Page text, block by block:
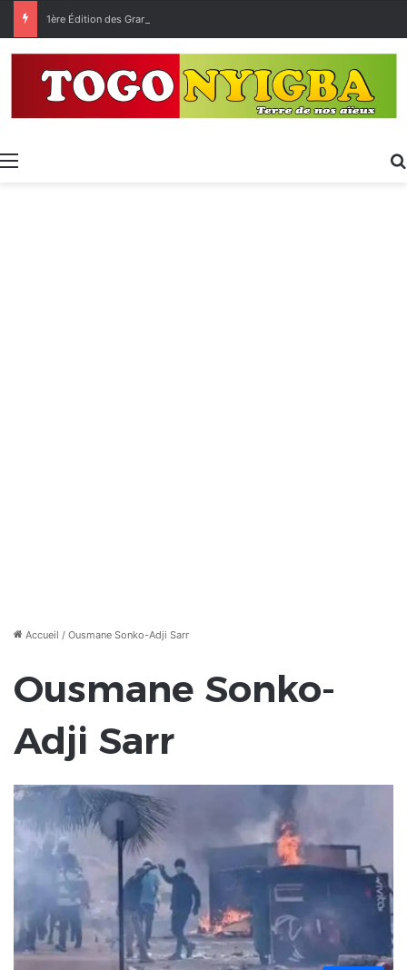
Menu
Accueil / Ousmane Sonko-Adji Sarr
Ousmane Sonko-
Adji Sarr